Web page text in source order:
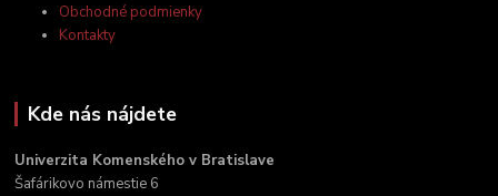
Obchodné podmienky
Kontakty
Kde nás nájdete
Univerzita Komenského v Bratislave
Šafárikovo námestie 6